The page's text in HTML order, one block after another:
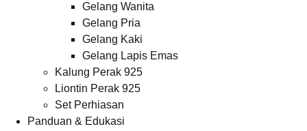
Gelang Wanita
Gelang Pria
Gelang Kaki
Gelang Lapis Emas
Kalung Perak 925
Liontin Perak 925
Set Perhiasan
Panduan & Edukasi